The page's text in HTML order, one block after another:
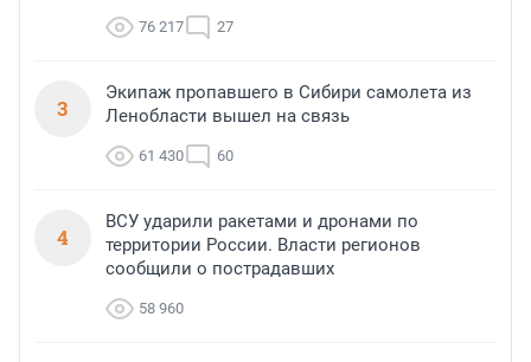
76 217 27
3
Экипаж пропавшего в Сибири самолета из
Ленобласти вышел на связь
61 430 60
4
ВСУ ударили ракетами и дронами по
территории России. Власти регионов
сообщили о пострадавших
58 960